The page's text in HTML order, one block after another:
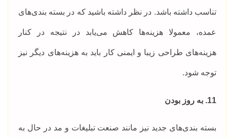
تناسب داشته باشد. در نظر داشته باشید که در بسته بندی‌های
عمده، معمولا هزینه‌ها کاهش می‌یابد در نتیجه در کنار
هزینه‌های طراحی زیبا و ایمنی کار باید به هزینه‌های دیگر نیز
توجه شود.
11. به روز بودن
بسته بندی‌های جدید نیز مانند صنعت تبلیغات و مد در حال به